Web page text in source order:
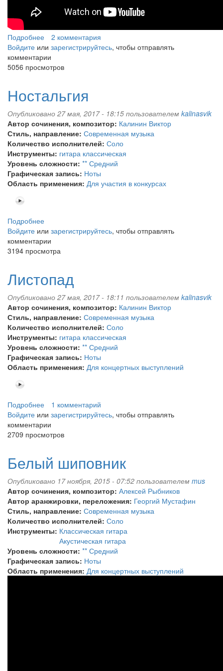
Подробнее
Марш
ежей
2 комментария
Войдите или зарегистрируйтесь, чтобы отправлять
комментарии
5056 просмотров
Ностальгия
Опубликовано 27 мая, 2017 - 18:15 пользователем kalinasvik
Автор сочинения, композитор: Калинин Виктор
Стиль, направление: Современная музыка
Количество исполнителей: Соло
Инструменты: гитара классическая
Уровень сложности: ** Средний
Графическая запись: Ноты
Область применения: Для участия в конкурсах
Подробнее
Ностальгия
Войдите или зарегистрируйтесь, чтобы отправлять
комментарии
3194 просмотра
Листопад
Опубликовано 27 мая, 2017 - 18:11 пользователем kalinasvik
Автор сочинения, композитор: Калинин Виктор
Стиль, направление: Современная музыка
Количество исполнителей: Соло
Инструменты: гитара классическая
Уровень сложности: ** Средний
Графическая запись: Ноты
Область применения: Для концертных выступлений
Подробнее
Листопад
1 комментарий
Войдите или зарегистрируйтесь, чтобы отправлять
комментарии
2709 просмотров
Белый шиповник
Опубликовано 17 ноября, 2015 - 07:52 пользователем mus
Автор сочинения, композитор: Алексей Рыбников
Автор аранжировки, переложения: Георгий Мустафин
Стиль, направление: Современная музыка
Количество исполнителей: Соло
Инструменты: Классическая гитара
Акустическая гитара
Уровень сложности: ** Средний
Графическая запись: Ноты
Область применения: Для концертных выступлений